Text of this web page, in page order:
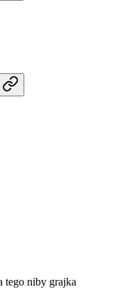
niby grajka